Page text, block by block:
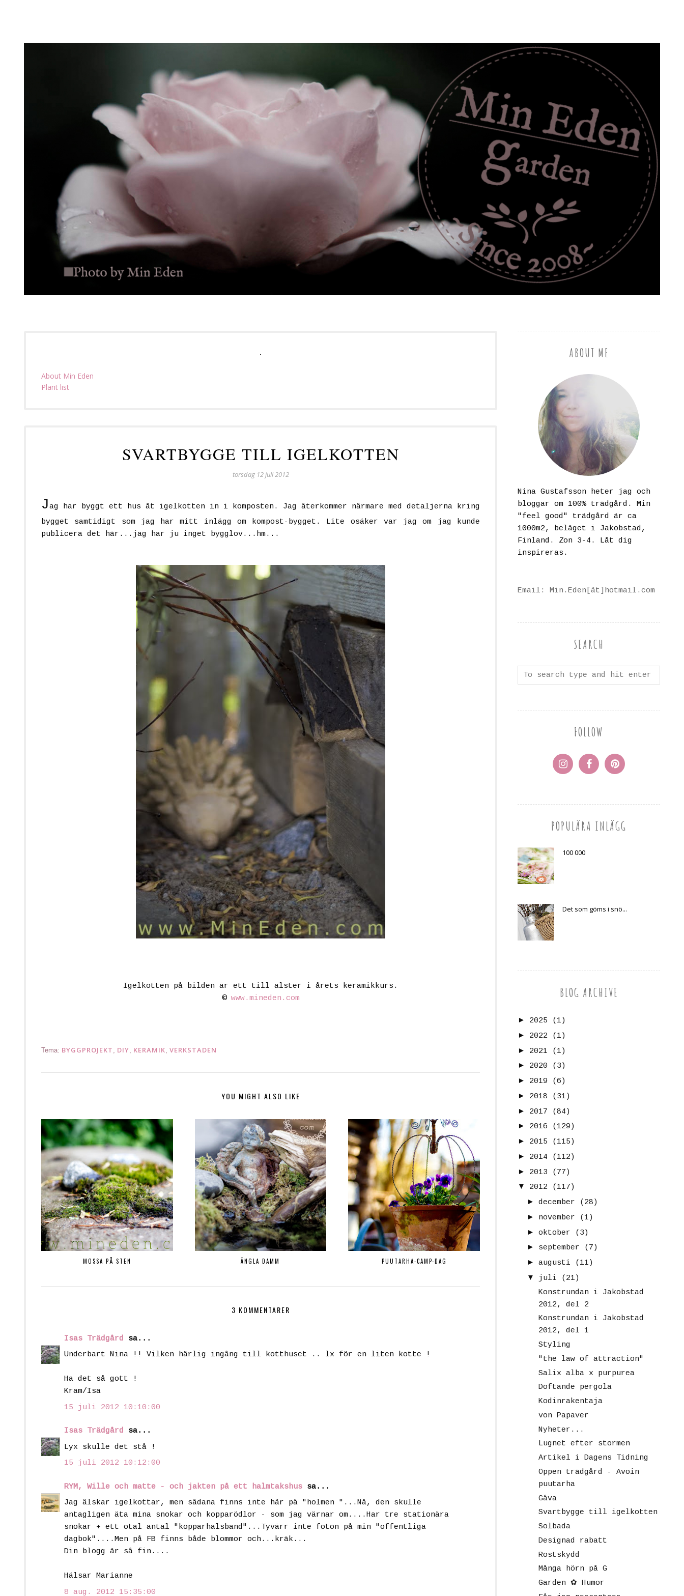
About Min Eden
Plant list
SVARTBYGGE TILL IGELKOTTEN
torsdag 12 juli 2012
Jag har byggt ett hus åt igelkotten in i komposten. Jag återkommer närmare med detaljerna kring
bygget samtidigt som jag har mitt inlägg om kompost-bygget. Lite osäker var jag om jag kunde
publicera det här...jag har ju inget bygglov...hm...
Igelkotten på bilden är ett till alster i årets keramikkurs.
© www.mineden.com
Tema: BYGGPROJEKT , DIY, KERAMIK, VERKSTADEN
YOU MIGHT ALSO LIKE
MOSSA PÅ STEN ÄNGLA DAMM PUUTARHA-CAMP-DAG
3 KOMMENTARER
Isas Trädgård sa...
Underbart Nina !! Vilken härlig ingång till kotthuset .. lx för en liten kotte !
Ha det så gott !
Kram/Isa
15 juli 2012 10:10:00
Isas Trädgård sa...
Lyx skulle det stå !
15 juli 2012 10:12:00
RYM, Wille och matte - och jakten på ett halmtakshus sa...
Jag älskar igelkottar, men sådana finns inte här på "holmen "...Nå, den skulle
antagligen äta mina snokar och kopparödlor - som jag värnar om....Har tre stationära
snokar + ett otal antal "kopparhalsband"...Tyvärr inte foton på min "offentliga
dagbok"....Men på FB finns både blommor och...kräk...
Din blogg är så fin....
Hälsar Marianne
8 aug. 2012 15:35:00
ABOUT ME
Nina Gustafsson heter jag och
bloggar om 100% trädgård. Min
"feel good" trädgård är ca
1000m2, beläget i Jakobstad,
Finland. Zon 3-4. Låt dig
inspireras.
Email: Min.Eden[ät]hotmail.com
SEARCH
FOLLOW
POPULÄRA INLÄGG
100 000
Det som göms i snö...
BLOG ARCHIVE
► 2025
(1)
► 2022
(1)
► 2021
(1)
► 2020
(3)
► 2019
(6)
► 2018
(31)
► 2017
(84)
► 2016
(129)
► 2015
(115)
► 2014
(112)
► 2013
(77)
▼
2012
(117)
► december
(28)
► november
(1)
► oktober
(3)
► september
(7)
► augusti
(11)
▼
juli
(21)
Konstrundan i Jakobstad
2012, del 2
Konstrundan i Jakobstad
2012, del 1
Styling
"the law of attraction"
Salix alba x purpurea
Doftande pergola
Kodinrakentaja
von Papaver
Nyheter...
Lugnet efter stormen
Artikel i Dagens Tidning
Öppen trädgård - Avoin
puutarha
Gåva
Svartbygge till igelkotten
Solbada
Designad rabatt
Rostskydd
Många hörn på G
Garden ✿ Humor